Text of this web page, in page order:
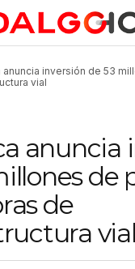
anuncia inversión de 53
vial
anuncia
de
de
vial